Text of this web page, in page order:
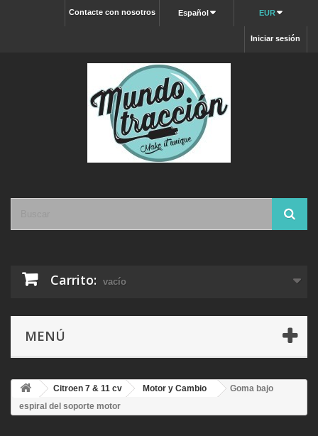
EUR
Español
Contacte con nosotros
Iniciar sesión
Carrito: vacío
MENÚ
Citroen 7 & 11 cv Motor y Cambio
Goma bajo
espiral del soporte motor